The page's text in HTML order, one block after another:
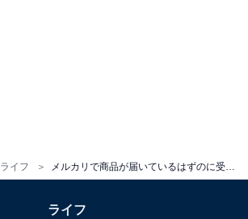
ライフ
ライフ